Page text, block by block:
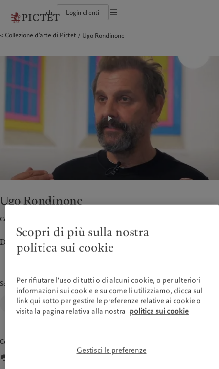
ch Login clienti
Il gruppo Pictet
Diversità, parità e inclusione
Campus Pictet de Rochemont
Persone e famiglie
Wealth management
Asset services
Ultimi approfondimenti
Iscriviti alla newsletter
L'approccio di Pictet
Princìpi d’investimento sul clima
Prix Pictet
Bahamas
United States
Asia
China Offshore| 中国离岸
Hong Kong SAR
|
|
香港特别行政区
日本
Singapore
新加坡
Taiwan
台灣
Europa
Deutschland
France
Italy
Luxembourg (fr)
Monaco (en)
Monaco (fr)
Switzerland|Suisse| Schweiz |
Svizzera
United Kingdom
United Arab Emirates
Il gruppo Pictet
Rating creditizi
Diversità, parità e inclusione
Campus Pictet de Rochemont
Chi serviamo
Persone e famiglie
Istituzioni e intermediari
finanziari
Investitori istituzionali
Investimenti alternativi
Asset services
Al di là dei mercati
L'approccio di Pictet
Rapporto sulla sostenibilità del
Gruppo
Governance della sostenibilità
Impostazione dei cookie
Informativa sulla privacy
Collezione d’arte di Pictet Ugo Rondinone
Ugo Rondinone
Collezione Pictet
Day and Night
Scritto da
Collection Pictet
Condividere
Scopri di più sulla nostra
politica sui cookie
Per rifiutare l'uso di tutti o di alcuni cookie, o per ulteriori
informazioni sui cookie e su come li utilizziamo, clicca sul
link qui sotto per gestire le preferenze relative ai cookie o
visita la pagina relativa alla nostra politica sui cookie
Gestisci le preferenze